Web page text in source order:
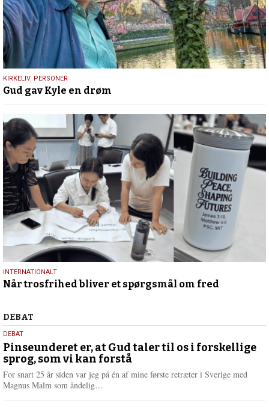
9.
juli
2026
KIRKELIV, PERSONER
Gud gav Kyle en drøm
29.
juni
INTERNATIONALT
Når trosfrihed bliver et spørgsmål om fred
Debat
DEBAT
5.
august
2026
DEBAT
Pinseunderet er, at Gud taler til os i forskellige
sprog, som vi kan forstå
For snart 25 år siden var jeg på én af mine første retræter i Sverige med
Magnus Malm som åndelig…